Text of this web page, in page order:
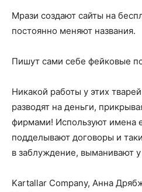
Мрази создают сайты на
постоянно меняют названия.
Пишут сами себе фейковые
Никакой работы у этих
разводят на деньги,
фирмами! Используют имена
подделывают договоры и
в заблуждение, выманивают у
Kartallar Company, Анна